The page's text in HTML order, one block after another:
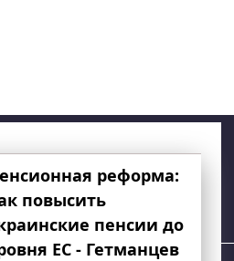
реформа:
повысить
пенсии до
ЕС - Гетманцев